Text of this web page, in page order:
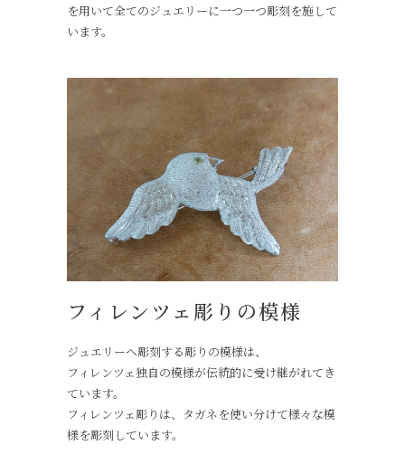
を用いて全てのジュエリーに一つ一つ彫刻を施して
います。
フィレンツェ彫りの模様
ジュエリーへ彫刻する彫りの模様は、
フィレンツェ独自の模様が伝統的に受け継がれてき
ています。
フィレンツェ彫りは、タガネを使い分けて様々な模
様を彫刻しています。